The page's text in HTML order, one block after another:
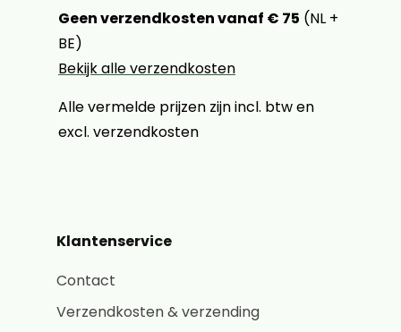
Geen verzendkosten vanaf € 75 (NL +
BE)
Bekijk alle verzendkosten
Alle vermelde prijzen zijn incl. btw en
excl. verzendkosten
Klantenservice
Contact
Verzendkosten & verzending